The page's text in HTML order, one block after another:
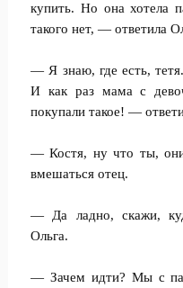
купить. Но она хотела
такого нет, — ответила
— Я знаю, где есть,
И как раз мама с
покупали такое! —
— Костя, ну что ты,
вмешаться отец.
— Да ладно, скажи,
Ольга.
— Зачем идти? Мы с